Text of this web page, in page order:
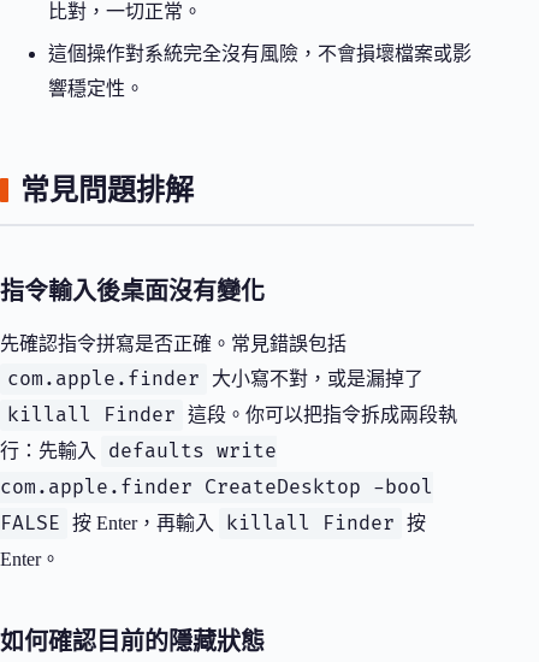
比對，一切正常。
這個操作對系統完全沒有風險，不會損壞檔案或影
響穩定性。
常見問題排解
指令輸入後桌面沒有變化
先確認指令拼寫是否正確。常見錯誤包括
com.apple.finder 大小寫不對，或是漏掉了
killall Finder
這段。你可以把指令拆成兩段執
行：先輸入
defaults write
com.apple.finder CreateDesktop -bool
FALSE
按 Enter，再輸入 killall Finder
按
Enter。
如何確認目前的隱藏狀態